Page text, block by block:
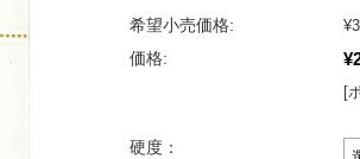
希望小売価格:
価格:
[
硬度：